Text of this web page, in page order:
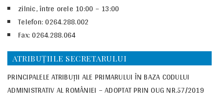
zilnic, între orele 10:00 – 13:00
Telefon: 0264.288.002
Fax: 0264.288.064
ATRIBUȚIILE SECRETARULUI
PRINCIPALELE ATRIBUȚII ALE PRIMARULUI ÎN BAZA CODULUI
ADMINISTRATIV AL ROMÂNIEI – ADOPTAT PRIN OUG NR.57/2019